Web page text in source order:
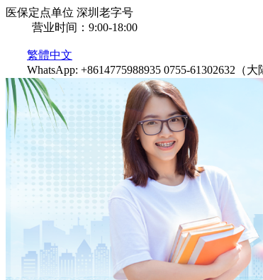
医保定点单位 深圳老字号
营业时间：9:00-18:00
繁體中文
WhatsApp: +8614775988935 0755-61302632（大